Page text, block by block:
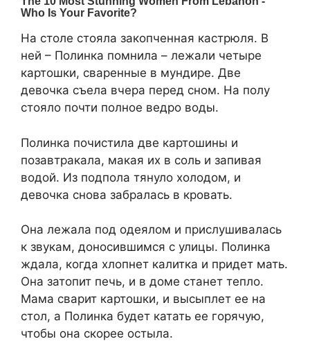
На столе стояла закопченная кастрюля. В
ней – Полинка помнила – лежали четыре
картошки, сваренные в мундире. Две
девочка съела вчера перед сном. На полу
стояло почти полное ведро воды.
Полинка почистила две картошины и
позавтракала, макая их в соль и запивая
водой. Из подпола тянуло холодом, и
девочка снова забралась в кровать.
Она лежала под одеялом и прислушивалась
к звукам, доносившимся с улицы. Полинка
ждала, когда хлопнет калитка и придет мать.
Она затопит печь, и в доме станет тепло.
Мама сварит картошки, и высыплет ее на
стол, а Полинка будет катать ее горячую,
чтобы она скорее остыла.